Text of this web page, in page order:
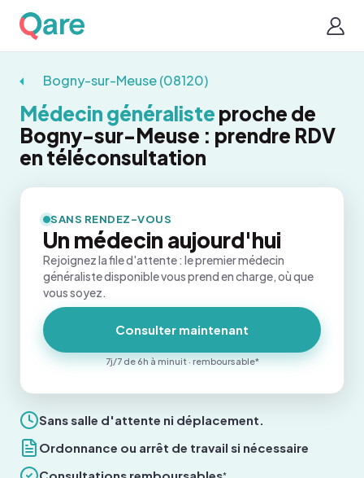
Bogny-sur-Meuse (08120)
Médecin généraliste proche de
Bogny-sur-Meuse : prendre RDV
en téléconsultation
Sans salle d'attente ni déplacement.
Ordonnance ou arrêt de travail si nécessaire
*
SANS RENDEZ-VOUS
Un médecin aujourd'hui
Rejoignez la file d'attente : le premier médecin
généraliste disponible vous prend en charge, où que
vous soyez.
Consulter maintenant
7j/7 de 6h à minuit · remboursable*